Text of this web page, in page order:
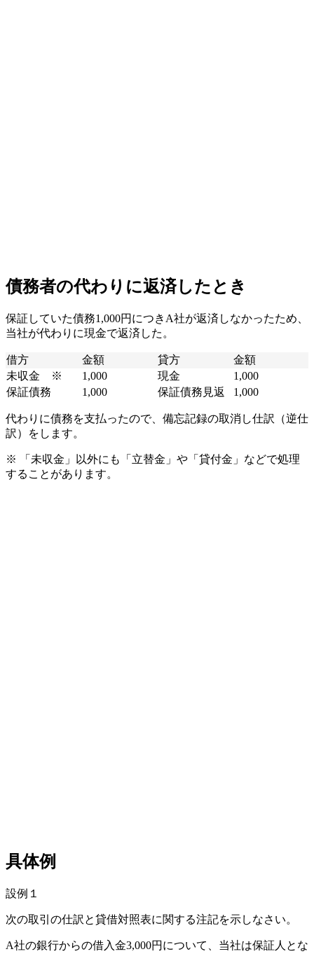
債務者の代わりに返済したとき
保証していた債務1,000円につきA社が返済しなかったため、
当社が代わりに現金で返済した。
借方 金額 貸方
金額
未収金 ※
1,000 現金
1,000
保証債務
1,000 保証債務見返 1,000
代わりに債務を支払ったので、備忘記録の取消し仕訳（逆仕
訳）をします。
※ 「未収金」以外にも「立替金」や「貸付金」などで処理
することがあります。
具体例
設例１
次の取引の仕訳と貸借対照表に関する注記を示しなさい。
A社の銀行からの借入金3,000円について、当社は保証人とな